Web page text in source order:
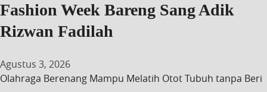
Fashion Week Bareng Sang Adik
Rizwan Fadilah
Agustus 3, 2026
Olahraga Berenang Mampu Melatih Otot Tubuh tanpa Beri